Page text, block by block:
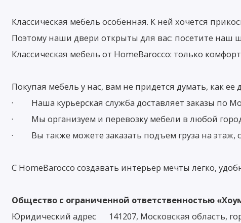
Классическая мебель особенная. К ней хочется
Поэтому наши двери открыты для вас: посетите наш
Классическая мебель от HomeBarocco: только
Покупая мебель у нас, вам не придется думать, как
· Наша курьерская служба доставляет заказы по
· Мы организуем и перевозку мебели в любой
· Вы также можете заказать подъем груза на этаж,
С HomeBarocco создавать интерьер мечты легко,
Общество с ограниченной ответственностью
Юридический адрес
141207, Московская область,